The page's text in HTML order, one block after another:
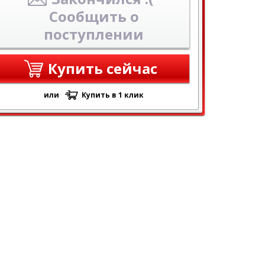
Сообщить о
поступлении
Купить сейчас
или Купить в 1 клик